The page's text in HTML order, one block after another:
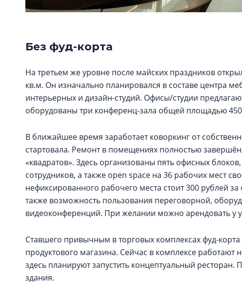
Без фуд-корта
На третьем же уровне после майских праздников
кв.м. Он изначально планировался в составе центра
интерьерных и дизайн-студий. Офисы/студии
оборудованы три конференц-зала общей площадью
В ближайшее время заработает коворкинг от
стартовала. Ремонт в помещениях полностью
«квадратов». Здесь организованы пять офисных
сотрудников, а также open space на 36 рабочих мест
нефиксированного рабочего места стоит 300 рублей
также возможность пользования переговорной,
видеоконференций. При желании можно арендовать у
Ставшего привычным в торговых комплексах фуд-корта
продуктового магазина. Сейчас в комплексе работают
здесь планируют запустить концептуальный
здания.